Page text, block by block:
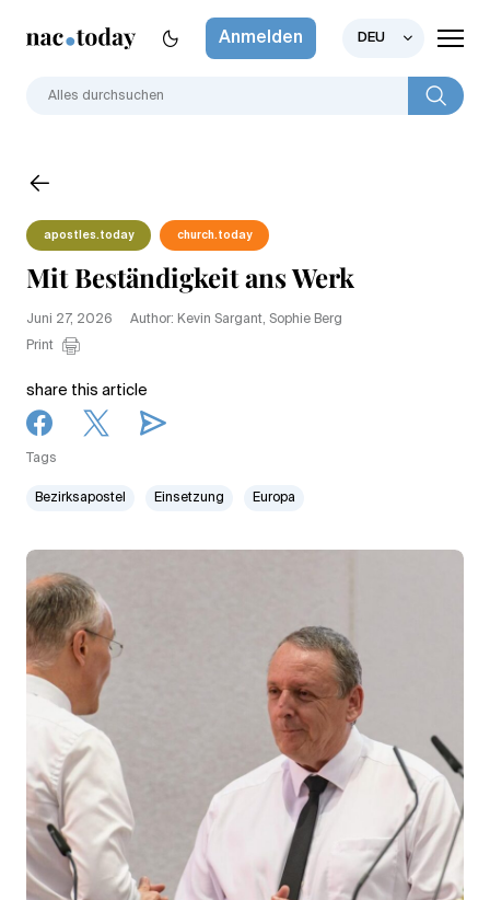
Anmelden DEU
apostles.today church.today
Mit Beständigkeit ans Werk
Juni 27, 2026
Author: Kevin Sargant, Sophie Berg
Print
share this article
Tags
Bezirksapostel Einsetzung Europa